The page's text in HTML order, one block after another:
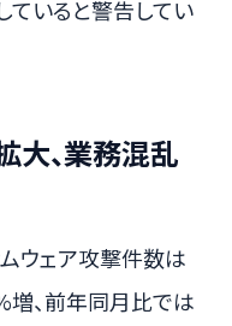
いると警告してい
大、業務混乱
ウェア攻撃件数は
増、前年同月比では